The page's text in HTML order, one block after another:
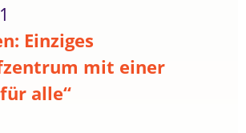
Einziges
mit einer
alle“